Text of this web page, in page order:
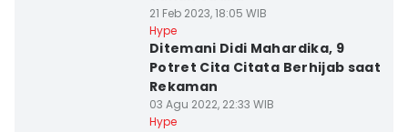
21 Feb 2023, 18:05 WIB
Hype
Ditemani Didi Mahardika, 9
Potret Cita Citata Berhijab saat
Rekaman
03 Agu 2022, 22:33 WIB
Hype